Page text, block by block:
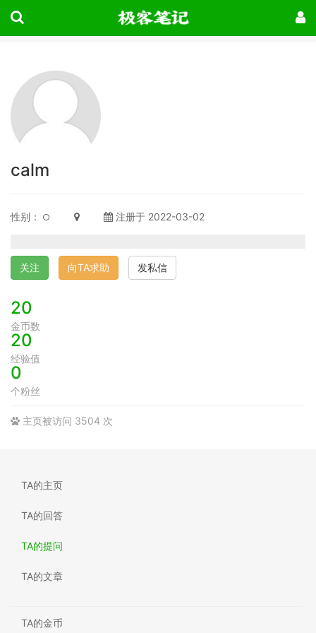
calm
性别： 注册于 2022-03-02
关注 向TA求助 发私信
20
金币数
20
经验值
0
个粉丝
主页被访问 3504 次
TA的主页
TA的回答
TA的提问
TA的文章
TA的金币